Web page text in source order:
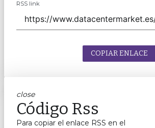
RSS link
COPIAR ENLACE
close
Código Rss
Para copiar el enlace RSS en el